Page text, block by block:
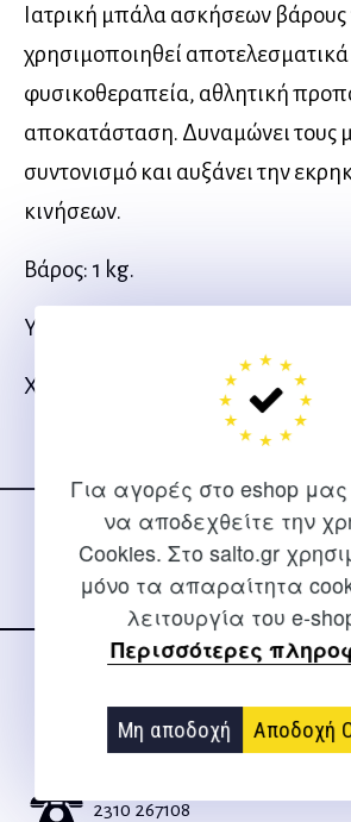
Για αγορές στο eshop
να αποδεχθείτε την
Cookies. Στο salto.gr
μόνο τα απαραίτητα
λειτουργία του e-
Περισσότερες
Μη αποδοχή Αποδοχή
Ιατρική μπάλα ασκήσεων
χρησιμοποιηθεί
φυσικοθεραπεία, αθλητική
αποκατάσταση. Δυναμώνει τους
συντονισμό και αυξάνει την
κινήσεων.
Βάρος: 1 kg.
Υλικό: Rubber με κολλητές
Χρώμα: Κίτρινο.
στα social media
Για διευκρινίσεις και υποστήριξη
2310 267108